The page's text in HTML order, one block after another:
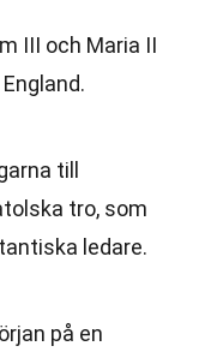
III och Maria II
till
tro, som
ledare.
på en